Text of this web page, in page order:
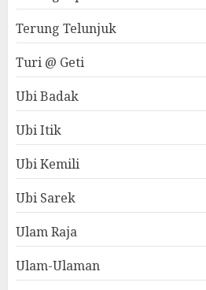
Terung Telunjuk
Turi @ Geti
Ubi Badak
Ubi Itik
Ubi Kemili
Ubi Sarek
Ulam Raja
Ulam-Ulaman